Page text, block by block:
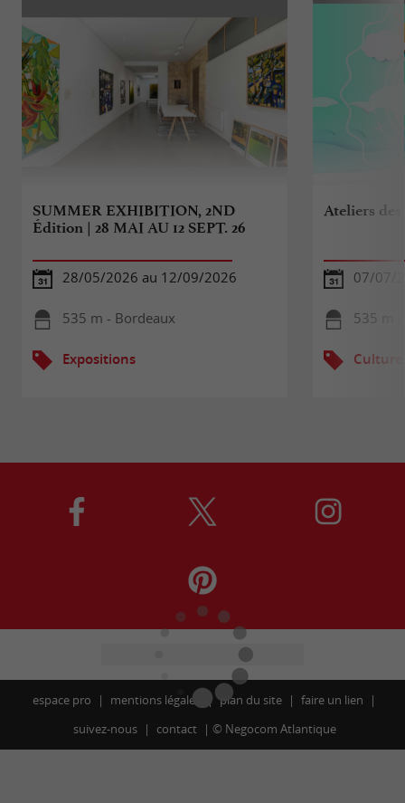
SUMMER EXHIBITION, 2ND
Édition | 28 MAI AU 12 SEPT. 26
28/05/2026 au 12/09/2026
535 m - Bordeaux
Expositions
Ateliers des
07/07/
535 m
Culture
espace pro mentions légales plan du site
faire un lien
suivez-nous
contact © Negocom Atlantique